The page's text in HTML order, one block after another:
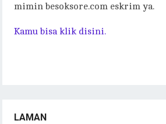
mimin besoksore.com eskrim ya.
Kamu bisa klik disini.
LAMAN